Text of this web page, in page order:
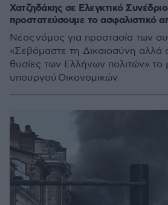
Χατζηδάκης σε Ελεγκτικό
προστατεύσουμε το ασφαλιστικό
Νέος νόμος για προστασία των
«Σεβόμαστε τη Δικαιοσύνη αλλά
θυσίες των Ελλήνων πολιτών» το
υπουργού Οικονομικών